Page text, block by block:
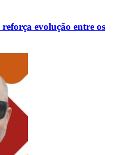
evolução entre os